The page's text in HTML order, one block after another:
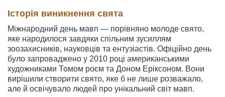
Історія виникнення свята
Міжнародний день мавп — порівняно молоде свято,
яке народилося завдяки спільним зусиллям
зоозахисників, науковців та ентузіастів. Офіційно день
було запроваджено у 2010 році американськими
художниками Томом роєм та Доном Еріксоном. Вони
вирішили створити свято, яке б не лише розважало,
але й освічувало людей про унікальний світ мавп.